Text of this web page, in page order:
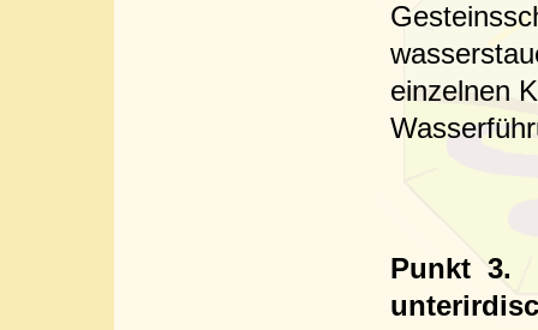
einzelnen
Punkt 3.